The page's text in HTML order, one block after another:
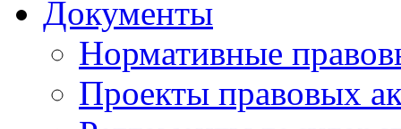
Документы
Нормативные
Проекты правовых